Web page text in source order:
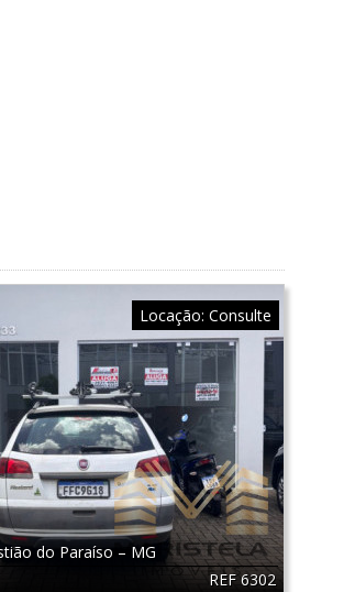
REF 6302
do Paraíso – MG
Locação: Consulte